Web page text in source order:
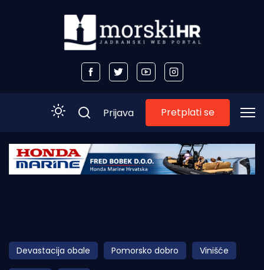
Početna
Obala
Otoci
Prijava Pretplati se
Devastacija obale Pomorsko dobro Vinišće